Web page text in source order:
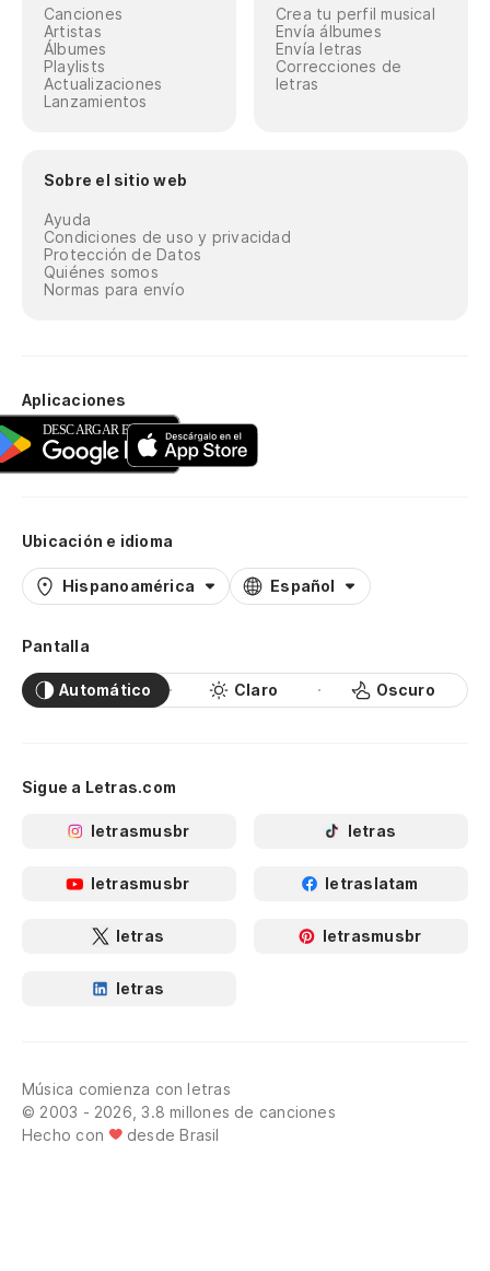
Canciones
Artistas
Álbumes
Playlists
Actualizaciones
Lanzamientos
Crea tu perfil musical
Envía álbumes
Envía letras
Correcciones de
letras
Sobre el sitio web
Ayuda
Condiciones de uso y privacidad
Protección de Datos
Quiénes somos
Normas para envío
Aplicaciones
Ubicación e idioma
Hispanoamérica Español
Pantalla
Automático Claro Oscuro
Sigue a Letras.com
letrasmusbr letras
letrasmusbr letraslatam
letras letrasmusbr
letras
Música comienza con letras
© 2003 - 2026, 3.8 millones de canciones
Hecho con
desde Brasil